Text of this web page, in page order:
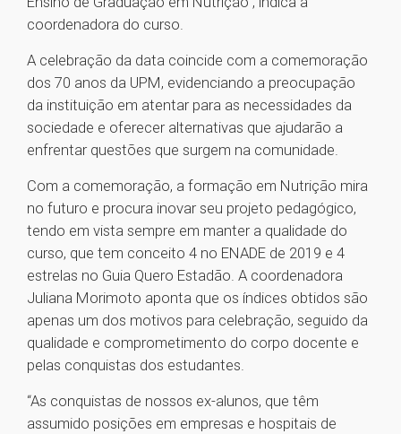
coordenadora do curso.
A celebração da data coincide com a comemoração
dos 70 anos da UPM, evidenciando a preocupação
da instituição em atentar para as necessidades da
sociedade e oferecer alternativas que ajudarão a
enfrentar questões que surgem na comunidade.
Com a comemoração, a formação em Nutrição mira
no futuro e procura inovar seu projeto pedagógico,
tendo em vista sempre em manter a qualidade do
curso, que tem conceito 4 no ENADE de 2019 e 4
estrelas no Guia Quero Estadão. A coordenadora
Juliana Morimoto aponta que os índices obtidos são
apenas um dos motivos para celebração, seguido da
qualidade e comprometimento do corpo docente e
pelas conquistas dos estudantes.
“As conquistas de nossos ex-alunos, que têm
assumido posições em empresas e hospitais de